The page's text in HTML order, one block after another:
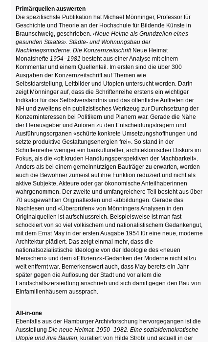
Primärquellen auswerten
Die spezifischste Publikation hat Michael Mönninger, Professor für
Geschichte und Theorie an der Hochschule für Bildende Künste in
Braunschweig, geschrieben.‹Neue Heime als Grundzellen eines
gesunden Staates›. Städte- und Wohnungsbau der
Nachkriegsmoderne. Die Konzernzeitschrift Neue Heimat
Monatshefte1954–1981 besteht aus einer Analyse mit einem
Kommentar und einem Quellenteil. Im ersten sind die über 300
Ausgaben der Konzernzeitschrift auf Themen wie
Selbstdarstellung, Leitbilder und Utopien untersucht worden. Darin
zeigt Mönninger auf, dass die Schriftenreihe erstens ein wichtiger
Indikator für das Selbstverständnis und das öffentliche Auftreten der
NH und zweitens ein publizistisches Werkzeug zur Durchsetzung der
Konzerninteressen bei Politikern und Planern war. Gerade die Nähe
der Herausgeber und Autoren zu den Entscheidungsträgern und
Ausführungsorganen «schürte konkrete Umsetzungshoffnungen und
setzte produktive Gestaltungsenergien frei». So stand in der
Schriftenreihe weniger ein baukultureller, architektonischer Diskurs im
Fokus, als die «oft kruden Handlungsperspektiven der Machbarkeit».
Anders als bei einem gemeinnützigen Bauträger zu erwarten, werden
auch die Bewohner zumeist auf ihre Funktion reduziert und nicht als
aktive Subjekte, Akteure oder gar ökonomische Anteilhaberinnen
wahrgenommen. Der zweite und umfangreichere Teil besteht aus über
70 ausgewählten Originaltexten und -abbildungen. Gerade das
Nachlesen und «Überprüfen» von Mönningers Analysen in den
Originalquellen ist aufschlussreich. Beispielsweise ist man fast
schockiert von so viel völkischem und nationalistischem Gedankengut,
mit dem Ernst May in der ersten Ausgabe 1954 für eine neue, moderne
Architektur plädiert. Das zeigt einmal mehr, dass die
nationalsozialistische Ideologie von der Ideologie des «neuen
Menschen» und dem «Effizienz»-Gedanken der Moderne nicht allzu
weit entfernt war. Bemerkenswert auch, dass May bereits ein Jahr
später gegen die Auflösung der Stadt und vor allem die
Landschaftszersiedlung anschrieb und sich damit gegen den Bau von
Einfamilienhäusern aussprach.
All-in-one
Ebenfalls aus der Hamburger Archivforschung hervorgegangen ist die
AusstellungDie neue Heimat. 1950–1982. Eine sozialdemokratische
Utopie und ihre Bauten, kuratiert von Hilde Strobl und aktuell in der